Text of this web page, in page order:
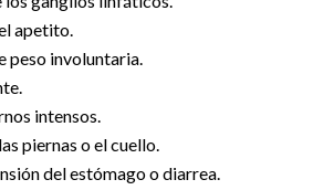
apetito.
peso involuntaria.
intensos.
piernas o el cuello.
del estómago o diarrea.